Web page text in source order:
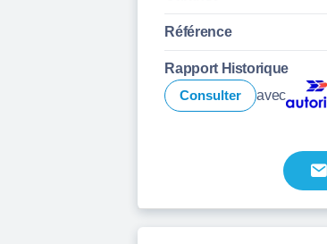
Référence
Rapport Historique
Consulter
avec